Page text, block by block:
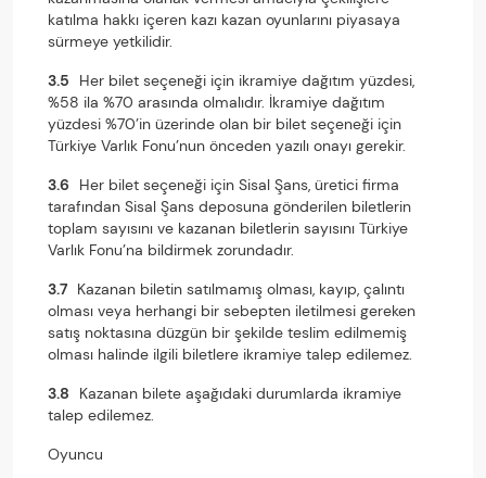
katılma hakkı içeren kazı kazan oyunlarını piyasaya
sürmeye yetkilidir.
3.5 Her bilet seçeneği için ikramiye dağıtım yüzdesi,
%58 ila %70 arasında olmalıdır. İkramiye dağıtım
yüzdesi %70’in üzerinde olan bir bilet seçeneği için
Türkiye Varlık Fonu’nun önceden yazılı onayı gerekir.
3.6 Her bilet seçeneği için Sisal Şans, üretici firma
tarafından Sisal Şans deposuna gönderilen biletlerin
toplam sayısını ve kazanan biletlerin sayısını Türkiye
Varlık Fonu’na bildirmek zorundadır.
3.7 Kazanan biletin satılmamış olması, kayıp, çalıntı
olması veya herhangi bir sebepten iletilmesi gereken
satış noktasına düzgün bir şekilde teslim edilmemiş
olması halinde ilgili biletlere ikramiye talep edilemez.
3.8 Kazanan bilete aşağıdaki durumlarda ikramiye
talep edilemez.
Oyuncu